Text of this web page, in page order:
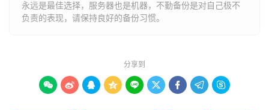
永远是最佳选择，服务器也是机器，不勤备份是对自己极不
负责的表现，请保持良好的备份习惯。
分享到
        